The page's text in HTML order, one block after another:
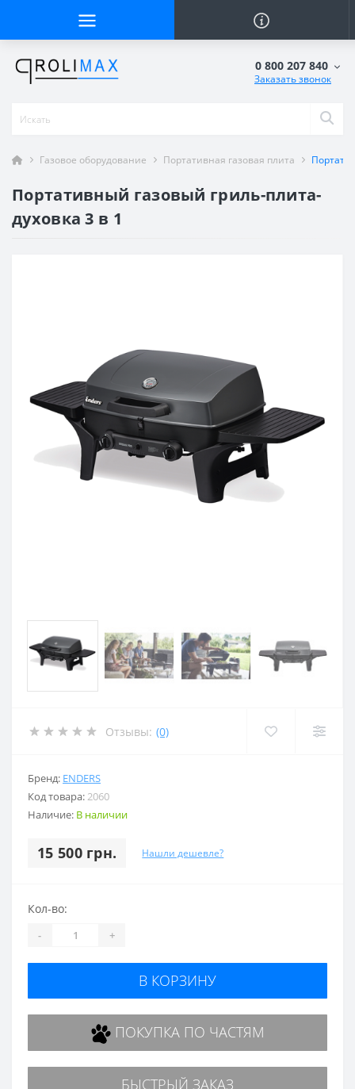
0 800 207 840
Заказать звонок
Газовое оборудование Портативная газовая плита
Портативный газовый гриль-плита-
духовка 3 в 1
Отзывы: (0)
Бренд: ENDERS
Код товара:2060
Наличие: В наличии
15 500 грн. Нашли дешевле?
Кол-во:
- +
В КОРЗИНУ
ПОКУПКА ПО ЧАСТЯМ
БЫСТРЫЙ ЗАКАЗ